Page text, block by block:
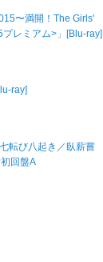
〜満開！The Girls'
レミアム>」[Blu-ray]
ray]
転び八起き／臥薪嘗
回盤A